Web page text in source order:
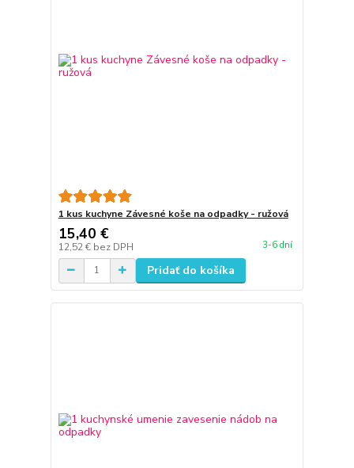
1 kus kuchyne Závesné koše na odpadky - ružová
15,40 €
12,52 € bez DPH 3-6 dní
Pridať do košíka